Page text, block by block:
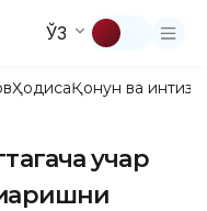
ЎЗ
ҲодисаҚонун ва
учар